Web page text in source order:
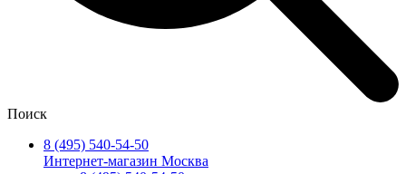
Поиск
8 (495) 540-54-50
Интернет-магазин Москва